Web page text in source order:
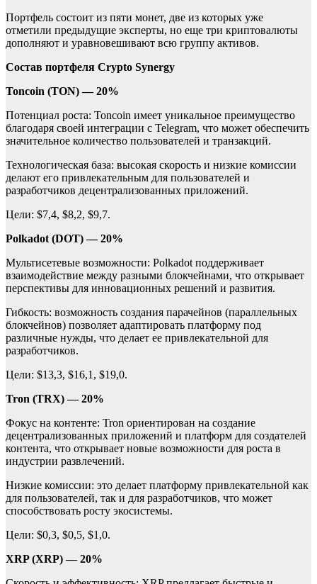
Портфель состоит из пяти монет, две из которых уже
отметили предыдущие эксперты, но еще три криптовалюты
дополняют и уравновешивают всю группу активов.
Состав портфеля Crypto Synergy
Toncoin (TON) — 20%
Потенциал роста: Toncoin имеет уникальное преимущество
благодаря своей интеграции с Telegram, что может обеспечить
значительное количество пользователей и транзакций.
Технологическая база: высокая скорость и низкие комиссии
делают его привлекательным для пользователей и
разработчиков децентрализованных приложений.
Цели: $7,4, $8,2, $9,7.
Polkadot (DOT) — 20%
Мультисетевые возможности: Polkadot поддерживает
взаимодействие между разными блокчейнами, что открывает
перспективы для инновационных решений и развития.
Гибкость: возможность создания парачейнов (параллельных
блокчейнов) позволяет адаптировать платформу под
различные нужды, что делает ее привлекательной для
разработчиков.
Цели: $13,3, $16,1, $19,0.
Tron (TRX) — 20%
Фокус на контенте: Tron ориентирован на создание
децентрализованных приложений и платформ для создателей
контента, что открывает новые возможности для роста в
индустрии развлечений.
Низкие комиссии: это делает платформу привлекательной как
для пользователей, так и для разработчиков, что может
способствовать росту экосистемы.
Цели: $0,3, $0,5, $1,0.
XRP (XRP) — 20%